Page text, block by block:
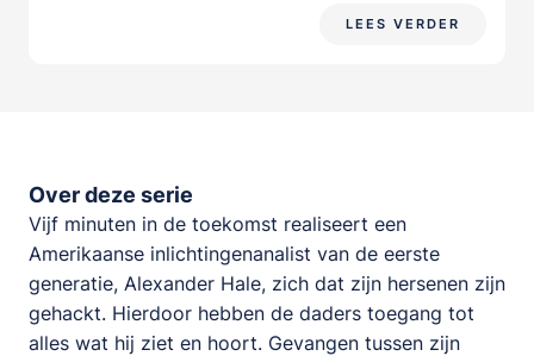
LEES VERDER
Over deze serie
Vijf minuten in de toekomst realiseert een
Amerikaanse inlichtingenanalist van de eerste
generatie, Alexander Hale, zich dat zijn hersenen zijn
gehackt. Hierdoor hebben de daders toegang tot
alles wat hij ziet en hoort. Gevangen tussen zijn